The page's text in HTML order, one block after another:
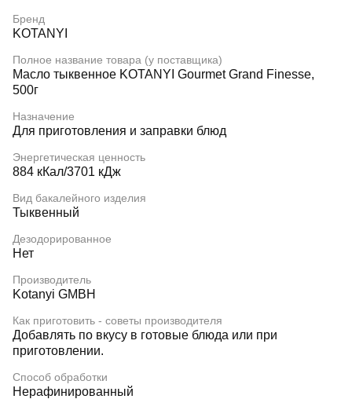
Бренд
KOTANYI
Полное название товара (у поставщика)
Масло тыквенное KOTANYI Gourmet Grand Finesse,
500г
Назначение
Для приготовления и заправки блюд
Энергетическая ценность
884 кКал/3701 кДж
Вид бакалейного изделия
Тыквенный
Дезодорированное
Нет
Производитель
Kotanyi GMBH
Как приготовить - советы производителя
Добавлять по вкусу в готовые блюда или при
приготовлении.
Способ обработки
Нерафинированный